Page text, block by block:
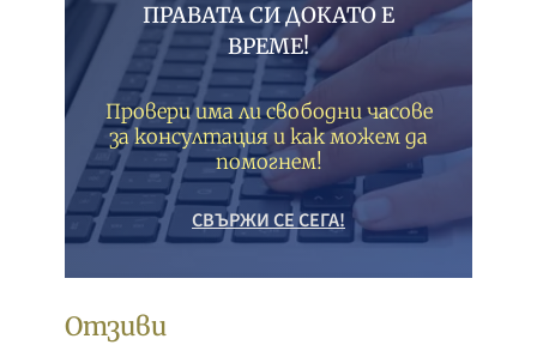
ПРАВАТА СИ ДОКАТО Е
ВРЕМЕ!
Провери има ли свободни часове
за консултация и как можем да
помогнем!
СВЪРЖИ СЕ СЕГА!
Отзиви